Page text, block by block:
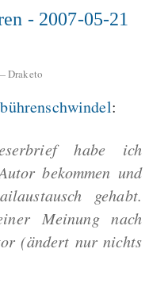
- 2007-05-21
Draketo
:
habe ich
bekommen und
gehabt.
Meinung nach
(ändert nur nichts
sea level
superstorms”
Die erste Million
schwerste: Der
Fehler
Wirtschaftssystems